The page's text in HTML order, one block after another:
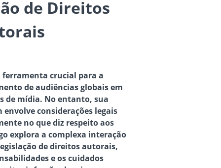
de Direitos
ferramenta crucial para a
de audiências globais em
de mídia. No entanto, sua
considerações legais
no que diz respeito aos
explora a complexa interação
de direitos autorais,
e os cuidados